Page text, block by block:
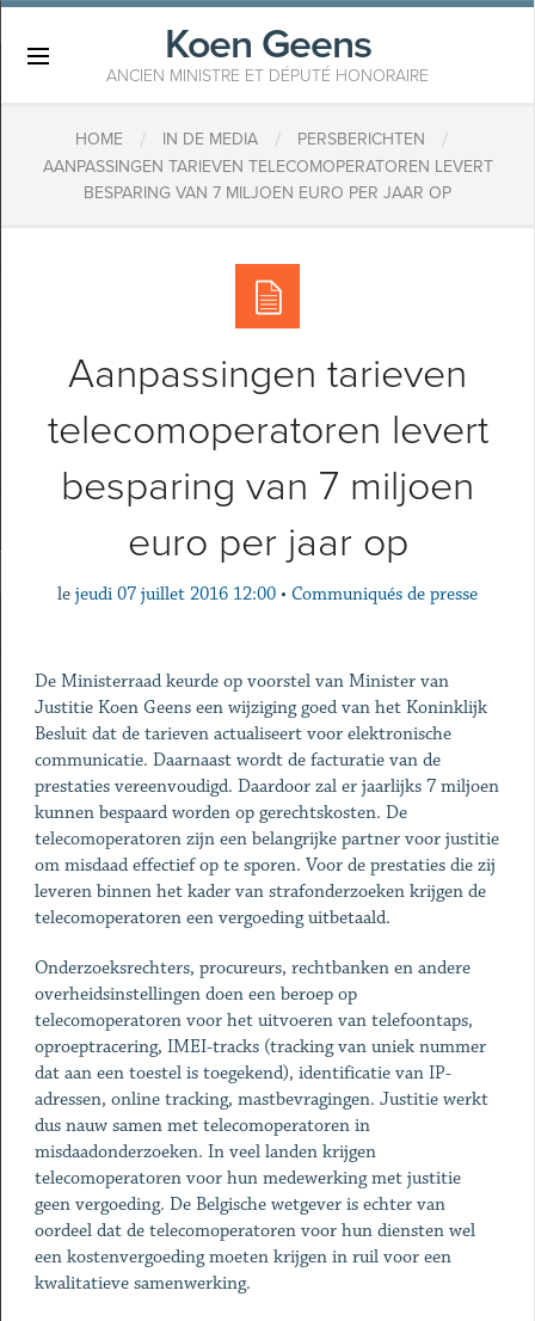
Koen Geens
ANCIEN MINISTRE ET DÉPUTÉ HONORAIRE
HOME / IN DE MEDIA / PERSBERICHTEN /
AANPASSINGEN TARIEVEN TELECOMOPERATOREN LEVERT
BESPARING VAN 7 MILJOEN EURO PER JAAR OP
Aanpassingen tarieven
telecomoperatoren levert
besparing van 7 miljoen
euro per jaar op
le jeudi 07 juillet 2016 12:00 • Communiqués de presse
De Ministerraad keurde op voorstel van Minister van
Justitie Koen Geens een wijziging goed van het Koninklijk
Besluit dat de tarieven actualiseert voor elektronische
communicatie. Daarnaast wordt de facturatie van de
prestaties vereenvoudigd. Daardoor zal er jaarlijks 7 miljoen
kunnen bespaard worden op gerechtskosten. De
telecomoperatoren zijn een belangrijke partner voor justitie
om misdaad effectief op te sporen. Voor de prestaties die zij
leveren binnen het kader van strafonderzoeken krijgen de
telecomoperatoren een vergoeding uitbetaald.
Onderzoeksrechters, procureurs, rechtbanken en andere
overheidsinstellingen doen een beroep op
telecomoperatoren voor het uitvoeren van telefoontaps,
oproeptracering, IMEI-tracks (tracking van uniek nummer
dat aan een toestel is toegekend), identificatie van IP-
adressen, online tracking, mastbevragingen. Justitie werkt
dus nauw samen met telecomoperatoren in
misdaadonderzoeken. In veel landen krijgen
telecomoperatoren voor hun medewerking met justitie
geen vergoeding. De Belgische wetgever is echter van
oordeel dat de telecomoperatoren voor hun diensten wel
een kostenvergoeding moeten krijgen in ruil voor een
kwalitatieve samenwerking.